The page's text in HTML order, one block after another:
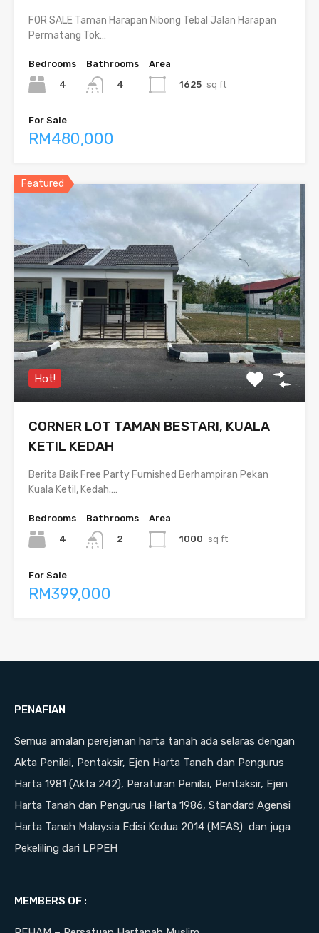
FOR SALE Taman Harapan Nibong Tebal Jalan Harapan
Permatang Tok…
Bedrooms
4
Bathrooms
4
Area
1625 sq ft
For Sale
RM480,000
Featured
Hot!
CORNER LOT TAMAN BESTARI, KUALA
KETIL KEDAH
Berita Baik Free Party Furnished Berhampiran Pekan
Kuala Ketil, Kedah.…
Bedrooms
4
Bathrooms
2
Area
1000 sq ft
For Sale
RM399,000
PENAFIAN
Semua amalan perejenan harta tanah ada selaras dengan
Akta Penilai, Pentaksir, Ejen Harta Tanah dan Pengurus
Harta 1981 (Akta 242), Peraturan Penilai, Pentaksir, Ejen
Harta Tanah dan Pengurus Harta 1986, Standard Agensi
Harta Tanah Malaysia Edisi Kedua 2014 (MEAS) dan juga
Pekeliling dari LPPEH
MEMBERS OF :